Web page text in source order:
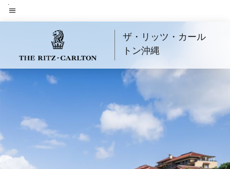
Skip
toメニューのテキスト
ザ・リッツ・カール
トン沖縄